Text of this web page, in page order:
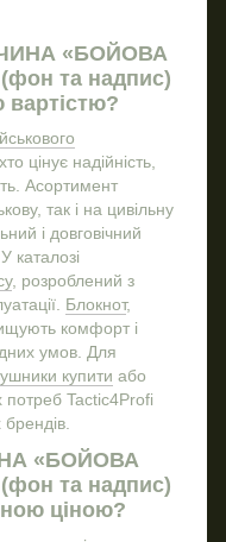
«БОЙОВА
та надпис)
вартістю?
цінує надійність,
Асортимент
так і на цивільну
і довговічний
каталозі
, розроблений з
Блокнот,
комфорт і
умов. Для
купити або
потреб Tactic4Profi
«БОЙОВА
та надпис)
ціною?